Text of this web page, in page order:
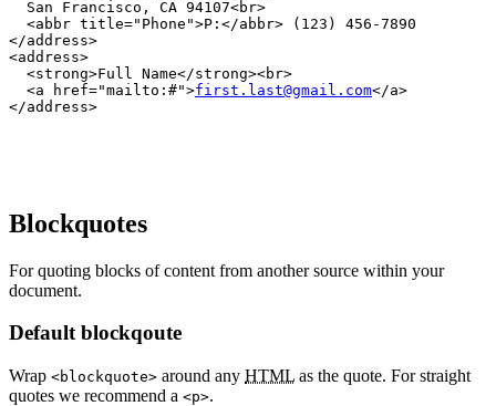
  San Francisco, CA 94107<br>
  <abbr title="Phone">P:</abbr> (123) 456-7890
</address>
<address>
  <strong>Full Name</strong><br>
  <a href="mailto:#">
first.last@gmail.com</a>
Blockquotes
For quoting blocks of content from another source within your
document.
Default blockqoute
Wrap <blockquote> around any HTML as the quote. For straight
quotes we recommend a <p>.